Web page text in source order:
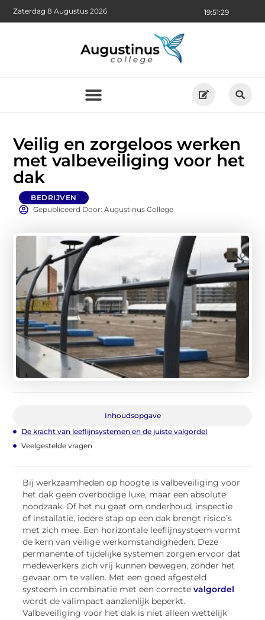
19:51:31
Zaterdag 8 Augustus 2026
Veilig en zorgeloos werken
met valbeveiliging voor het
dak
BEDRIJVEN
Gepubliceerd Door: Augustinus College
Inhoudsopgave
De kracht van leeflijnsystemen en de juiste valgordel
Veelgestelde vragen
Bij werkzaamheden op hoogte is valbeveiliging voor
het dak geen overbodige luxe, maar een absolute
noodzaak. Of het nu gaat om onderhoud, inspectie
of installatie, iedere stap op een dak brengt risico’s
met zich mee. Een horizontale leeflijnsysteem vormt
de kern van veilige werkomstandigheden. Deze
permanente of tijdelijke systemen zorgen ervoor dat
medewerkers zich vrij kunnen bewegen, zonder het
gevaar om te vallen. Met een goed afgesteld
systeem in combinatie met een correctevalgordel
wordt de valimpact aanzienlijk beperkt.
Valbeveiliging voor het dak is niet alleen wettelijk